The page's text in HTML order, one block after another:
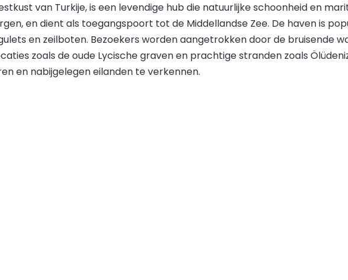
van Turkije, is een levendige hub die natuurlijke schoonheid en
en dient als toegangspoort tot de Middellandse Zee. De haven is
en zeilboten. Bezoekers worden aangetrokken door de bruisende
zoals de oude Lycische graven en prachtige stranden zoals
en nabijgelegen eilanden te verkennen.